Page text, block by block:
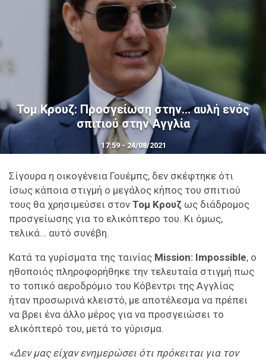
Τομ Κρουζ: Προσγείωση στην… αυλή ενός
σπιτιού στην Αγγλία
17:59 - 24/08/2021
Σίγουρα η οικογένεια Γουέμπς, δεν σκέφτηκε ότι
ίσως κάποια στιγμή ο μεγάλος κήπος του σπιτιού
τους θα χρησιμεύσει στον Τομ Κρουζ ως διάδρομος
προσγείωσης για το ελικόπτερο του. Κι όμως,
τελικά… αυτό συνέβη.
Κατά τα γυρίσματα της ταινίας Mission: Impossible, ο
ηθοποιός πληροφορήθηκε την τελευταία στιγμή πως
το τοπικό αεροδρόμιο του Κόβεντρι της Αγγλίας
ήταν προσωρινά κλειστό, με αποτέλεσμα να πρέπει
να βρει ένα άλλο μέρος για να προσγειώσει το
ελικόπτερό του, μετά το γύρισμα.
«Δεν μας είχαν ενημερώσει ότι πρόκειται για τον